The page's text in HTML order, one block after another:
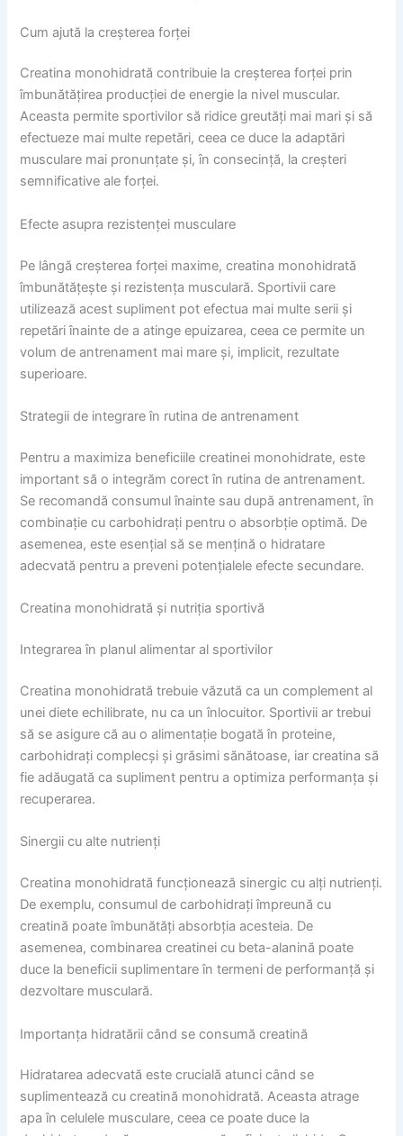
Cum ajută la creșterea forței
Creatina monohidrată contribuie la creșterea forței prin
îmbunătățirea producției de energie la nivel muscular.
Aceasta permite sportivilor să ridice greutăți mai mari și să
efectueze mai multe repetări, ceea ce duce la adaptări
musculare mai pronunțate și, în consecință, la creșteri
semnificative ale forței.
Efecte asupra rezistenței musculare
Pe lângă creșterea forței maxime, creatina monohidrată
îmbunătățește și rezistența musculară. Sportivii care
utilizează acest supliment pot efectua mai multe serii și
repetări înainte de a atinge epuizarea, ceea ce permite un
volum de antrenament mai mare și, implicit, rezultate
superioare.
Strategii de integrare în rutina de antrenament
Pentru a maximiza beneficiile creatinei monohidrate, este
important să o integrăm corect în rutina de antrenament.
Se recomandă consumul înainte sau după antrenament, în
combinație cu carbohidrați pentru o absorbție optimă. De
asemenea, este esențial să se mențină o hidratare
adecvată pentru a preveni potențialele efecte secundare.
Creatina monohidrată și nutriția sportivă
Integrarea în planul alimentar al sportivilor
Creatina monohidrată trebuie văzută ca un complement al
unei diete echilibrate, nu ca un înlocuitor. Sportivii ar trebui
să se asigure că au o alimentație bogată în proteine,
carbohidrați complecși și grăsimi sănătoase, iar creatina să
fie adăugată ca supliment pentru a optimiza performanța și
recuperarea.
Sinergii cu alte nutrienți
Creatina monohidrată funcționează sinergic cu alți nutrienți.
De exemplu, consumul de carbohidrați împreună cu
creatină poate îmbunătăți absorbția acesteia. De
asemenea, combinarea creatinei cu beta-alanină poate
duce la beneficii suplimentare în termeni de performanță și
dezvoltare musculară.
Importanța hidratării când se consumă creatină
Hidratarea adecvată este crucială atunci când se
suplimentează cu creatină monohidrată. Aceasta atrage
apa în celulele musculare, ceea ce poate duce la